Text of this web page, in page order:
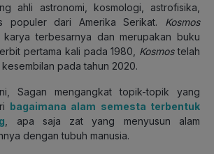
ahli astronomi, kosmologi, astrofisika,
populer dari Amerika Serikat. Kosmos
karya terbesarnya dan merupakan buku
pertama kali pada 1980, Kosmostelah
pada tahun 2020.
Sagan mengangkat topik-topik yang
bagaimana alam semesta terbentuk
, apa saja zat yang menyusun alam
dengan tubuh manusia.